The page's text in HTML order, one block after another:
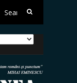
Search